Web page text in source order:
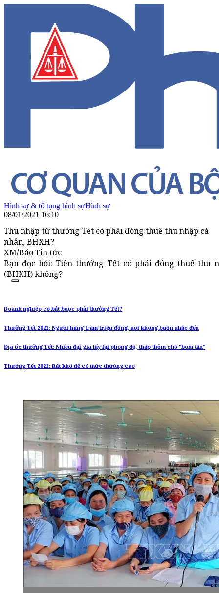
Hình sự & tố tụng hình sựHình sự
08/01/2021 16:10
Thu nhập từ thưởng Tết có phải đóng thuế thu nhập cá
nhân, BHXH?
XM/Báo Tin tức
Bạn đọc hỏi: Tiền thưởng Tết có phải đóng thuế thu
(BHXH) không?
Doanh nghiệp có bắt buộc phải thưởng Tết?
Thưởng Tết 2021: Người hàng trăm triệu đồng, nơi không buồn nhắc đến
Địa ốc thưởng Tết: Nhiều đại gia lấy lại phong độ, thấp thỏm chờ "bom tấn"
Thưởng Tết 2021: Rất khó để có mức thưởng cao